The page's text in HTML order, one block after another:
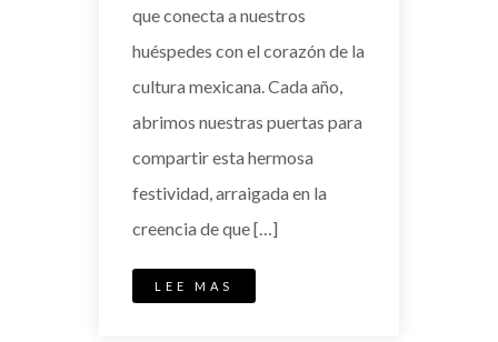
que conecta a nuestros
huéspedes con el corazón de la
cultura mexicana. Cada año,
abrimos nuestras puertas para
compartir esta hermosa
festividad, arraigada en la
creencia de que […]
LEE MAS